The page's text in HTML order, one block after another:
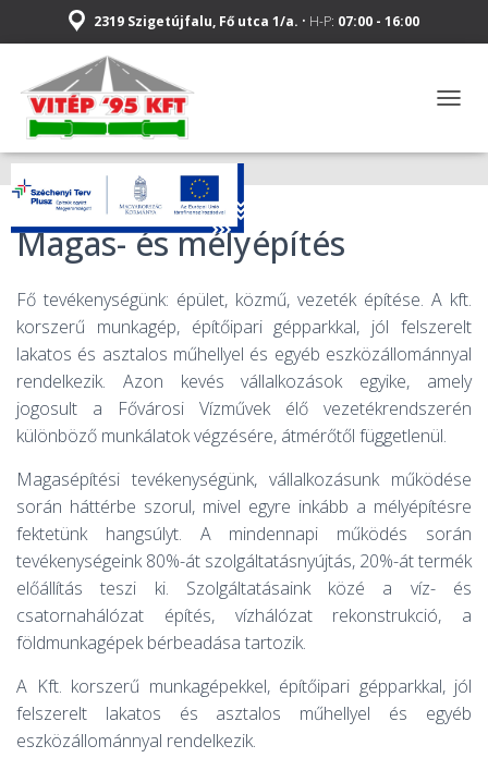
2319 Szigetújfalu, Fő utca 1/a. • H-P: 07:00 - 16:00
V
Ö
S
Z
E
Z
S
A
Magas- és mélyépítés
Fő tevékenységünk: épület, közmű, vezeték építése. A kft.
korszerű munkagép, építőipari gépparkkal, jól felszerelt
lakatos és asztalos műhellyel és egyéb eszközállománnyal
rendelkezik. Azon kevés vállalkozások egyike, amely
jogosult a Fővárosi Vízművek élő vezetékrendszerén
különböző munkálatok végzésére, átmérőtől függetlenül.
Magasépítési tevékenységünk, vállalkozásunk működése
során háttérbe szorul, mivel egyre inkább a mélyépítésre
fektetünk hangsúlyt. A mindennapi működés során
tevékenységeink 80%-át szolgáltatásnyújtás, 20%-át termék
előállítás teszi ki. Szolgáltatásaink közé a víz- és
csatornahálózat építés, vízhálózat rekonstrukció, a
földmunkagépek bérbeadása tartozik.
A Kft. korszerű munkagépekkel, építőipari gépparkkal, jól
felszerelt lakatos és asztalos műhellyel és egyéb
eszközállománnyal rendelkezik.